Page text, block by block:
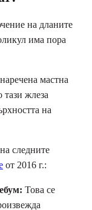
на дланите
има пора
мастна
тази жлеза
на
следните
от 2016 г.:
Това се